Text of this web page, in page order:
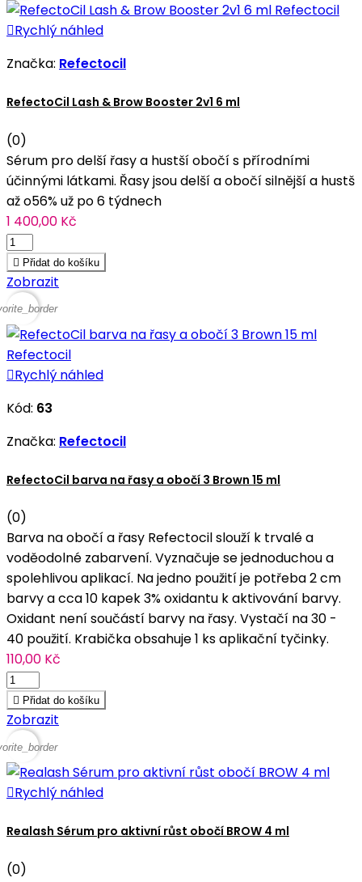
Rychlý náhled
Značka: Refectocil
RefectoCil Lash & Brow Booster 2v1 6 ml
(0)
Sérum pro delší řasy a hustší obočí s přírodními
účinnými látkami. Řasy jsou delší a obočí silnější a hustš
až o56% už po 6 týdnech
1 400,00 Kč
 Přidat do košíku
Zobrazit
Rychlý náhled
Kód: 63
Značka: Refectocil
RefectoCil barva na řasy a obočí 3 Brown 15 ml
(0)
Barva na obočí a řasy Refectocil slouží k trvalé a
voděodolné zabarvení. Vyznačuje se jednoduchou a
spolehlivou aplikací. Na jedno použití je potřeba 2 cm
barvy a cca 10 kapek 3% oxidantu k aktivování barvy.
Oxidant není součástí barvy na řasy. Vystačí na 30 -
40 použití. Krabička obsahuje 1 ks aplikační tyčinky.
110,00 Kč
 Přidat do košíku
Zobrazit
Rychlý náhled
Realash Sérum pro aktivní růst obočí BROW 4 ml
(0)